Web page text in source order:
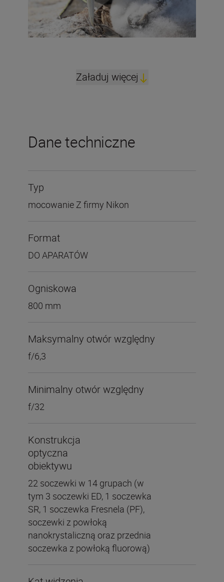
Załaduj więcej
Dane techniczne
Typ
mocowanie Z firmy Nikon
Format
DO APARATÓW
Ogniskowa
800 mm
Maksymalny otwór względny
f/6,3
Minimalny otwór względny
f/32
Konstrukcja
optyczna
obiektywu
22 soczewki w 14 grupach (w
tym 3 soczewki ED, 1 soczewka
SR, 1 soczewka Fresnela (PF),
soczewki z powłoką
nanokrystaliczną oraz przednia
soczewka z powłoką fluorową)